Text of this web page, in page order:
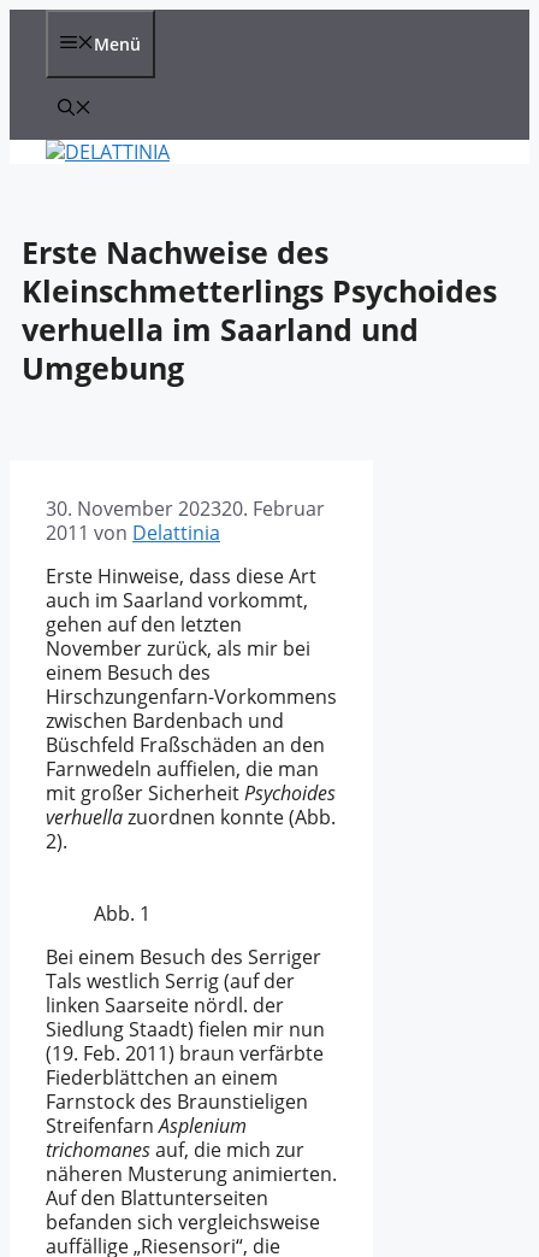
Zum
Menü
Erste Nachweise des
Kleinschmetterlings Psychoides
verhuella im Saarland und
Umgebung
30. November 202320. Februar
2011 von Delattinia
Erste Hinweise, dass diese Art
auch im Saarland vorkommt,
gehen auf den letzten
November zurück, als mir bei
einem Besuch des
Hirschzungenfarn-Vorkommens
zwischen Bardenbach und
Büschfeld Fraßschäden an den
Farnwedeln auffielen, die man
mit großer SicherheitPsychoides
verhuellazuordnen konnte (Abb.
2).
Abb. 1
Bei einem Besuch des Serriger
Tals westlich Serrig (auf der
linken Saarseite nördl. der
Siedlung Staadt) fielen mir nun
(19. Feb. 2011) braun verfärbte
Fiederblättchen an einem
Farnstock des Braunstieligen
StreifenfarnAsplenium
trichomanesauf, die mich zur
näheren Musterung animierten.
Auf den Blattunterseiten
befanden sich vergleichsweise
auffällige „Riesensori“, die